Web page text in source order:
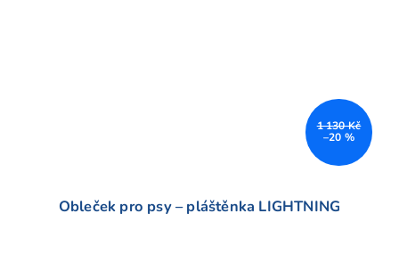
1 130 Kč
–20 %
Obleček pro psy – pláštěnka LIGHTNING